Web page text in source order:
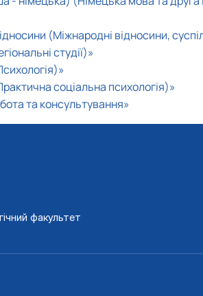
Кафедра англійської філології
Кафедра філософії та міжнародної
Кафедра психології
Кафедра культурології
(Міжнародні відносини,
студії)»
соціальна психологія)»
та консультування»
факультет